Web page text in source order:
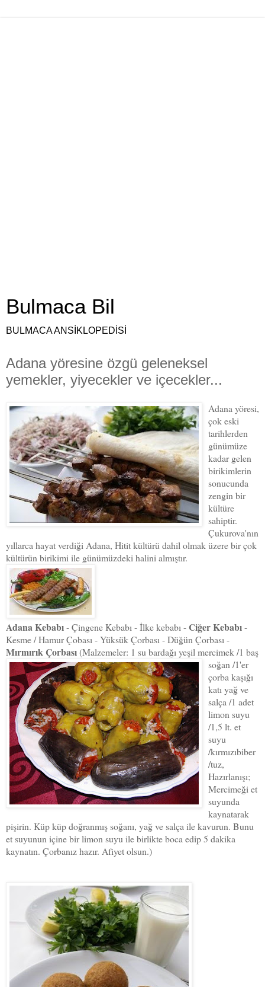
Bulmaca Bil
BULMACA ANSİKLOPEDİSİ
Adana yöresine özgü geleneksel
yemekler, yiyecekler ve içecekler...
Adana yöresi,
çok eski
tarihlerden
günümüze
kadar gelen
birikimlerin
sonucunda
zengin bir
kültüre
sahiptir.
Çukurova'nın
yıllarca hayat verdiği Adana, Hitit kültürü dahil olmak üzere bir çok
kültürün birikimi ile günümüzdeki halini almıştır.
Adana Kebabı- Çingene Kebabı - İlke kebabı -Ciğer Kebabı-
Kesme / Hamur Çobası - Yüksük Çorbası - Düğün Çorbası -
Mırmırık Çorbası(Malzemeler: 1 su bardağı yeşil mercimek /1 baş
soğan /1'er
çorba kaşığı
katı yağ ve
salça /1 adet
limon suyu
/1,5 lt. et
suyu
/kırmızıbiber
/tuz,
Hazırlanışı;
Mercimeği et
suyunda
kaynatarak
pişirin. Küp küp doğranmış soğanı, yağ ve salça ile kavurun. Bunu
et suyunun içine bir limon suyu ile birlikte boca edip 5 dakika
kaynatın. Çorbanız hazır. Afiyet olsun.)